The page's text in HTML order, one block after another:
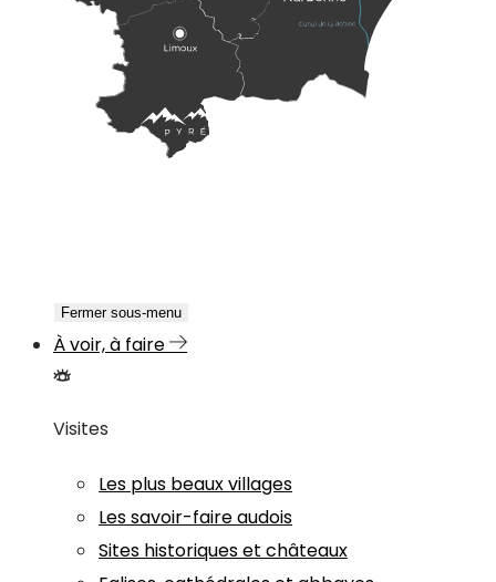
Fermer sous-menu
À voir, à faire
Visites
Les plus beaux villages
Les savoir-faire audois
Sites historiques et châteaux